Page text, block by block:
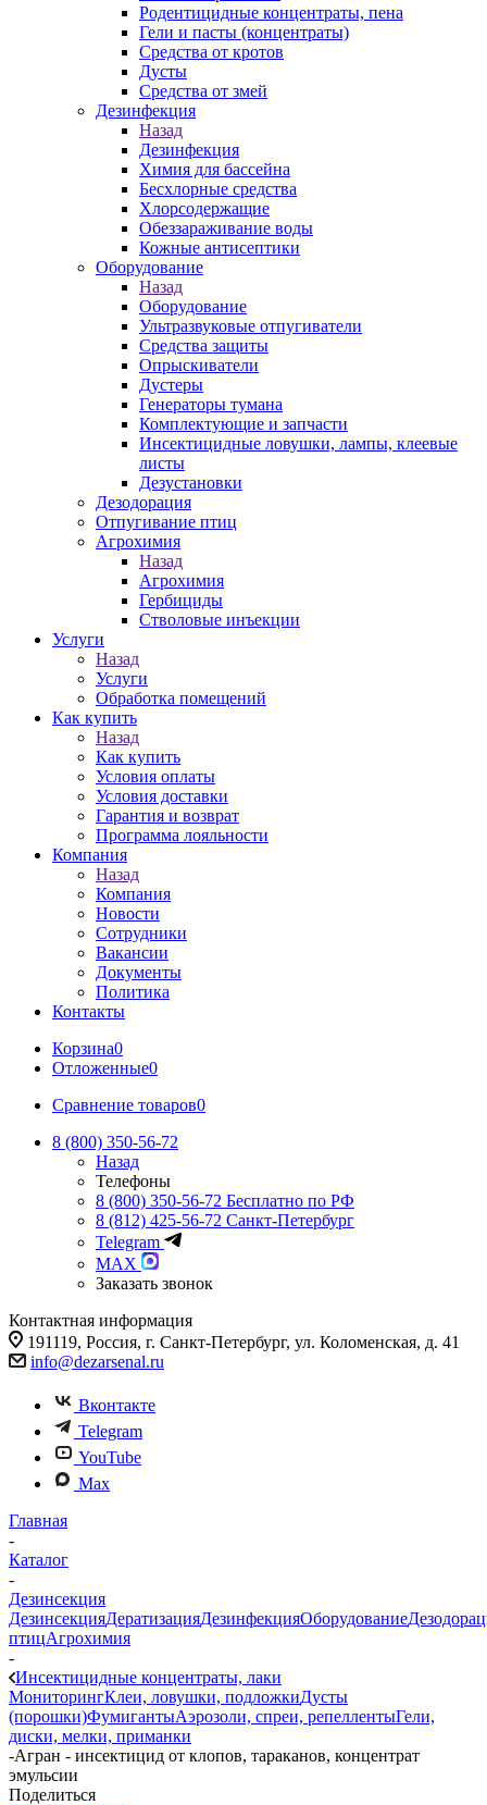
Родентицидные концентраты, пена
Гели и пасты (концентраты)
Средства от кротов
Дусты
Средства от змей
Дезинфекция
Назад
Дезинфекция
Химия для бассейна
Бесхлорные средства
Хлорсодержащие
Обеззараживание воды
Кожные антисептики
Оборудование
Назад
Оборудование
Ультразвуковые отпугиватели
Средства защиты
Опрыскиватели
Дустеры
Генераторы тумана
Комплектующие и запчасти
Инсектицидные ловушки, лампы, клеевые
листы
Дезустановки
Дезодорация
Отпугивание птиц
Агрохимия
Назад
Агрохимия
Гербициды
Стволовые инъекции
Услуги
Назад
Услуги
Обработка помещений
Как купить
Назад
Как купить
Условия оплаты
Условия доставки
Гарантия и возврат
Программа лояльности
Компания
Назад
Компания
Новости
Сотрудники
Вакансии
Документы
Политика
Контакты
Корзина0
Отложенные0
Сравнение товаров0
8 (800) 350-56-72
Назад
Телефоны
8 (800) 350-56-72 Бесплатно по РФ
8 (812) 425-56-72 Санкт-Петербург
Telegram
MAX
Заказать звонок
Контактная информация
191119, Россия, г. Санкт-Петербург, ул. Коломенская, д. 41
info@dezarsenal.ru
Вконтакте
Telegram
YouTube
Max
Главная
-
Каталог
-
Дезинсекция
ДезинсекцияДератизацияДезинфекцияОборудование
птицАгрохимия
-
Инсектицидные концентраты, лаки
МониторингКлеи, ловушки, подложкиДусты
(порошки)ФумигантыАэрозоли, спреи, репеллентыГели,
диски, мелки, приманки
-Агран - инсектицид от клопов, тараканов, концентрат
эмульсии
Поделиться